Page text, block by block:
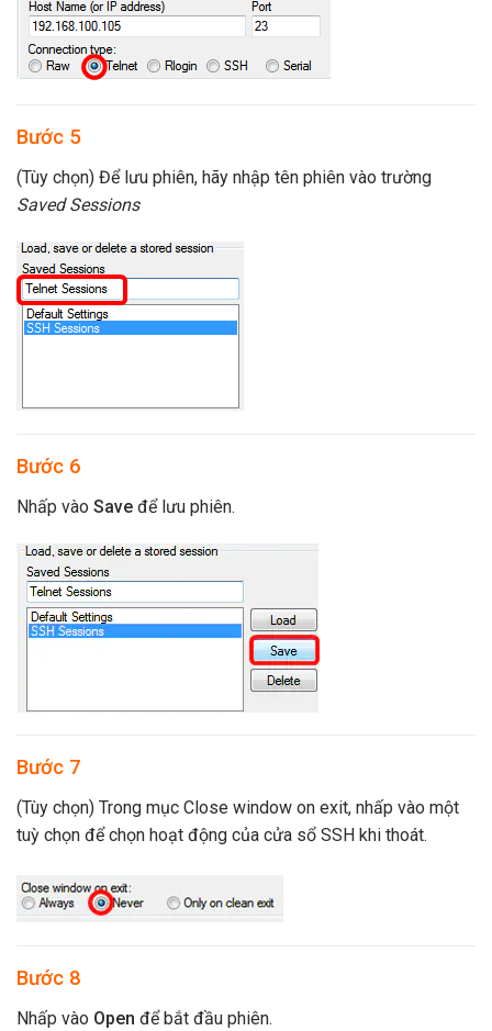
Bước 5
(Tùy chọn) Để lưu phiên, hãy nhập tên phiên vào trường
Saved Sessions
Bước 6
Nhấp vào Save để lưu phiên.
Bước 7
(Tùy chọn) Trong mục Close window on exit, nhấp vào một
tuỳ chọn để chọn hoạt động của cửa sổ SSH khi thoát.
Bước 8
Nhấp vào Open để bắt đầu phiên.